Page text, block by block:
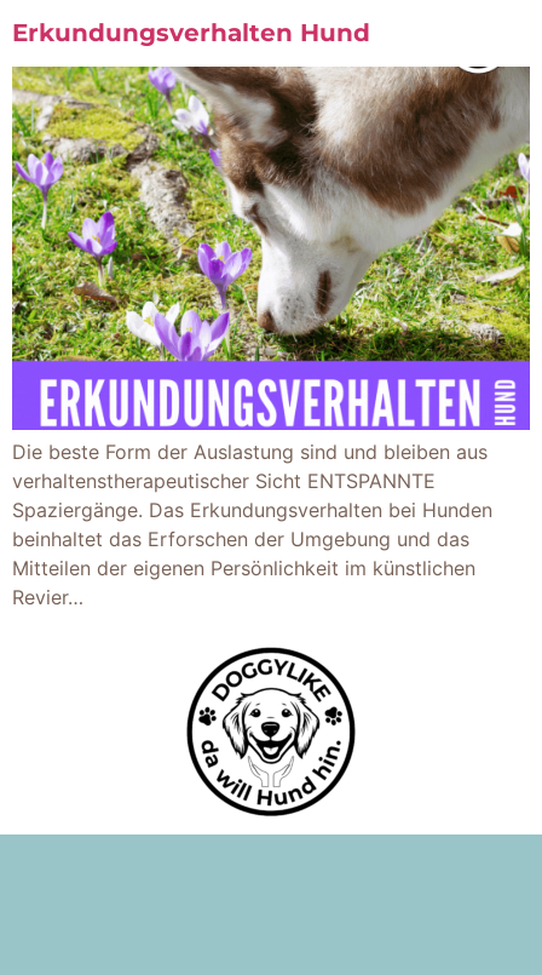
Erkundungsverhalten Hund
Die beste Form der Auslastung sind und bleiben aus
verhaltenstherapeutischer Sicht ENTSPANNTE
Spaziergänge. Das Erkundungsverhalten bei Hunden
beinhaltet das Erforschen der Umgebung und das
Mitteilen der eigenen Persönlichkeit im künstlichen
Revier…